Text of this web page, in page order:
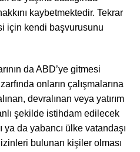
kaybetmektedir. Tekrar
için kendi başvurusunu
da ABD’ye gitmesi
onların çalışmalarına
devralınan veya yatırım
şekilde istihdam edilecek
da yabancı ülke vatandaşı
bulunan kişiler olması